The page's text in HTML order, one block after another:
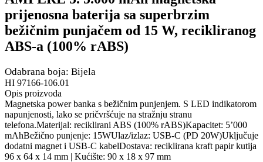
prijenosna baterija sa superbrzim
bežičnim punjačem od 15 W, recikliranog
ABS-a (100% rABS)
Odabrana boja: Bijela
HI 97166-106.01
Opis proizvoda
Magnetska power banka s bežičnim punjenjem. S LED indikatorom
napunjenosti, lako se pričvršćuje na stražnju stranu
telefona.Materijal: reciklirani ABS (100% rABS)Kapacitet: 5’000
mAhBežično punjenje: 15WUlaz/izlaz: USB-C (PD 20W)Uključuje
dodatni magnet i USB-C kabelDostava: reciklirana kraft papir kutija
96 x 64 x 14 mm | Kućište: 90 x 18 x 97 mm